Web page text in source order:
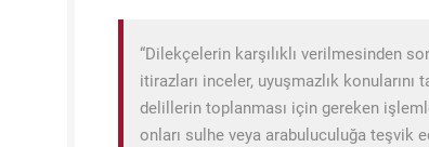
“Dilekçelerin karşılıklı verilmesinden
itirazları inceler, uyuşmazlık
delillerin toplanması için gereken
onları sulhe veya arabuluculuğa teşvik